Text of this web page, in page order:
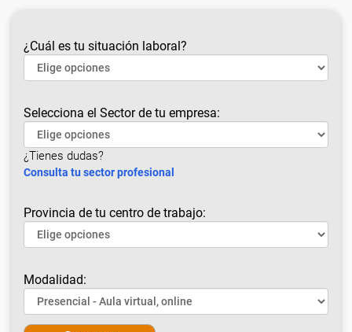
¿Cuál es tu situación laboral?
Selecciona el Sector de tu empresa:
¿Tienes dudas?
Consulta tu sector profesional
Provincia de tu centro de trabajo:
Modalidad: